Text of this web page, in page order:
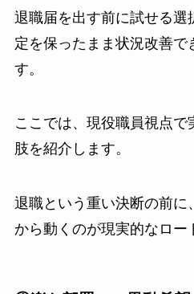
退職届を出す前に試せる選
定を保ったまま状況改善で
す。
ここでは、現役職員視点
肢を紹介します。
退職という重い決断の前に
から動くのが現実的なロー